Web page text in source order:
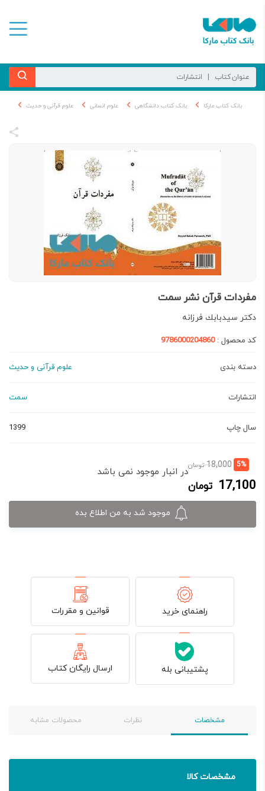
بانک کتاب مارکا بانک کتاب دانشگاهی علوم انسانی علوم قرآنی و حدیث
مفردات قرآن نشر سمت
دكتر سيدبابك فرزانه
کد محصول :9786000204860
دسته بندی علوم قرآنی و حدیث
انتشارات سمت
سال چاپ 1399
5%
18,000 تومانقیمت
اصلی:
17,100 تومان
قیمت
فعلی:
17,100 تومان.
در انبار موجود نمی باشد
موجود شد به من اطلاع بده
راهنمای خرید قوانین و مقررات
پشتیبانی بله ارسال رایگان کتاب
مشخصات نظرات محصولات مشابه
مشخصات کالا